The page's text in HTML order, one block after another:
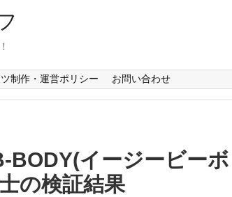
制作・運営ポリシー お問い合わせ
BODY(イージービーボ
の検証結果